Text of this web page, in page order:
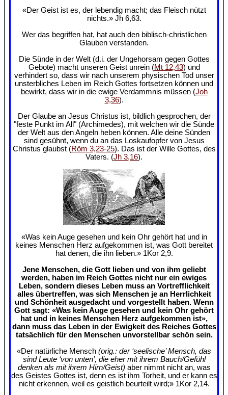
«Der Geist ist es, der lebendig macht; das Fleisch nützt
nichts.» Jh 6,63.
Wer das begriffen hat, hat auch den biblisch-christlichen
Glauben verstanden.
Die Sünde in der Welt (d.i. der Ungehorsam gegen Gottes
Gebote) macht unseren Geist unrein (Mt 12,43) und
verhindert so, dass wir nach unserem physischen Tod unser
unsterbliches Leben im Reich Gottes fortsetzen können und
bewirkt, dass wir in die ewige Verdammnis müssen (Joh
3,36).
Der Glaube an Jesus Christus ist, bildlich gesprochen, der
"feste Punkt im All" (Archimedes), mit welchen wir die Sünde
der Welt aus den Angeln heben können. Alle deine Sünden
sind gesühnt, wenn du an das Loskaufopfer von Jesus
Christus glaubst (Röm 3,23-25). Das ist der Wille Gottes, des
Vaters. (Jh 3,16).
«Was kein Auge gesehen und kein Ohr gehört hat und in
keines Menschen Herz aufgekommen ist, was Gott bereitet
hat denen, die ihn lieben.» 1Kor 2,9.
Jene Menschen, die Gott lieben und von ihm geliebt
werden, haben im Reich Gottes nicht nur ein ewiges
Leben, sondern dieses Leben muss an Vortrefflichkeit
alles übertreffen, was sich Menschen je an Herrlichkeit
und Schönheit ausgedacht und vorgestellt haben. Wenn
Gott sagt: «Was kein Auge gesehen und kein Ohr gehört
hat und in keines Menschen Herz aufgekommen ist»,
dann muss das Leben in der Ewigkeit des Reiches Gottes
tatsächlich für den Menschen unvorstellbar schön sein.
«Der natürliche Mensch (orig.: der ‘seelische’ Mensch, das
sind Leute ‘von unten’, die eher mit ihrem Bauch/Gefühl
denken als mit ihrem Hirn/Geist) aber nimmt nicht an, was
des Geistes Gottes ist, denn es ist ihm Torheit, und er kann es
nicht erkennen, weil es geistlich beurteilt wird;» 1Kor 2,14.